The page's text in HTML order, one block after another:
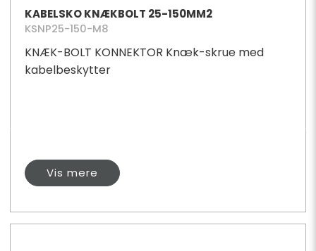
KABELSKO KNÆKBOLT 25-150MM2
KSNP25-150-M8
KNÆK-BOLT KONNEKTOR Knæk-skrue med
kabelbeskytter
Vis mere